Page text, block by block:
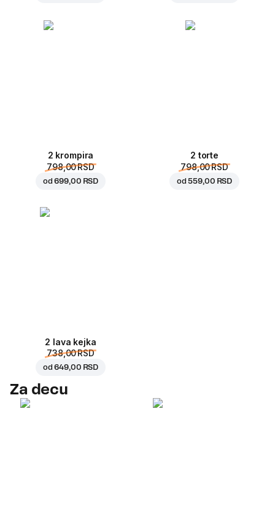
2 krompira
798,00 RSD
od699,00 RSD
2 torte
798,00 RSD
od559,00 RSD
2 lava kejka
738,00 RSD
od649,00 RSD
Za decu